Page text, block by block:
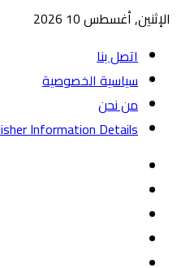
الإثنين, أغسطس 10 2026
اتصل بنا
سياسية الخصوصية
من نحن
Information Details